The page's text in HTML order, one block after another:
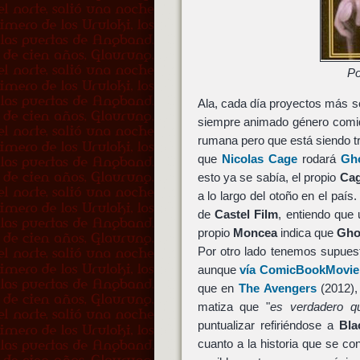
Ala, cada día proyectos más
siempre animado género
rumana pero que está siendo
que Nicolas Cage rodará
esto ya se sabía, el propio
a lo largo del otoño en el
de Castel Film, entiendo que
propio Monceaindica que
Por otro lado tenemos
aunquevía
que en The Avengers
matiza que "es verdadero
puntualizar refiriéndose a
cuanto a la historia que se